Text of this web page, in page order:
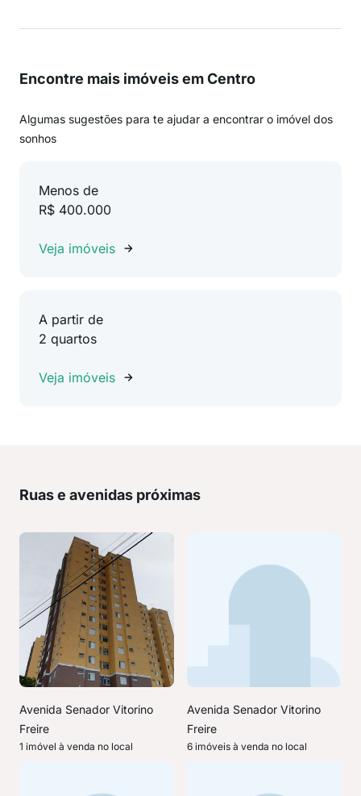
Encontre mais imóveis em Centro
Algumas sugestões para te ajudar a encontrar o imóvel dos
sonhos
Menos de
R$ 400.000
Veja imóveis
A partir de
2 quartos
Veja imóveis
Ruas e avenidas próximas
Avenida Senador Vitorino
Freire
1 imóvel à venda no local
Avenida Senador Vitorino
Freire
6 imóveis à venda no local